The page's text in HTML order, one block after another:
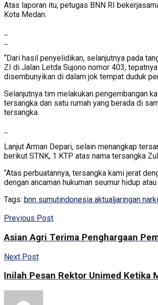
Atas laporan itu, petugas BNN RI
Kota Medan.
“Dari hasil penyelidikan, selanjutnya pada
ZI di Jalan Letda Sujono nomor 403,
disembunyikan di dalam jok tempat duduk
Selanjutnya tim melakukan pengembangan
tersangka dan satu rumah yang berada di
tersangka.
Lanjut Arman Depari, selain menangkap
berikut STNK, 1 KTP atas nama tersangka
“Atas perbuatannya, tersangka kami jerat
dengan ancaman hukuman seumur hidup
Tags: bnn sumutindonesia aktual jaringan
Previous Post
Asian Agri Terima Penghargaan
Next Post
Inilah Pesan Rektor Unimed Ketika